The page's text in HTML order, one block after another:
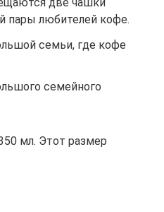
две чашки
пары любителей кофе.
семьи, где кофе
семейного
мл. Этот размер